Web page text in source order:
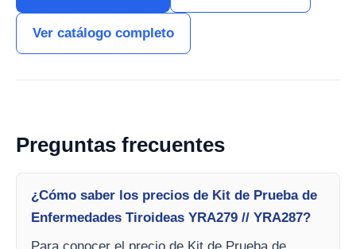
Ver catálogo completo
Preguntas frecuentes
¿Cómo saber los precios de Kit de Prueba de
Enfermedades Tiroideas YRA279 // YRA287?